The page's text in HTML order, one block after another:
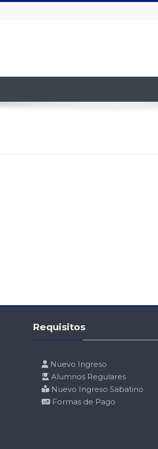
Requisitos
Nuevo Ingreso
Alumnos Regulares
Nuevo Ingreso Sabatino
Formas de Pago